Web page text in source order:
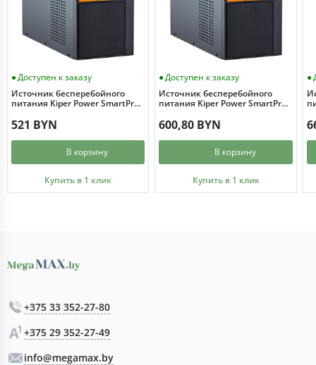
Доступен к заказу
Источник бесперебойного
питания Kiper Power SmartPro
521 BYN
В корзину
Купить в 1 клик
Доступен к заказу
Источник бесперебойного
питания Kiper Power SmartPro
600,80 BYN
В корзину
Купить в 1 клик
+375 33 352-27-80
+375 29 352-27-49
info@megamax.by